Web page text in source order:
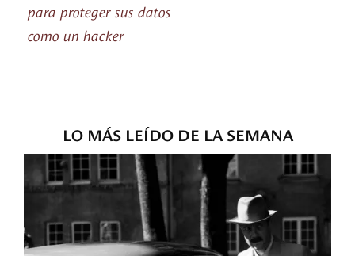
para proteger sus datos
como un hacker
LO MÁS LEÍDO DE LA SEMANA